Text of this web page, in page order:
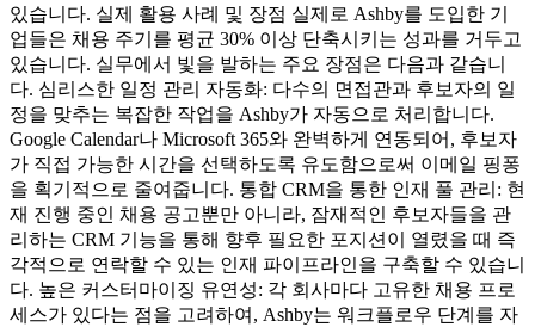
있습니다. 실제 활용 사례 및 장점 실제로 Ashby를 도입한 기
업들은 채용 주기를 평균 30% 이상 단축시키는 성과를 거두고
있습니다. 실무에서 빛을 발하는 주요 장점은 다음과 같습니
다. 심리스한 일정 관리 자동화: 다수의 면접관과 후보자의 일
정을 맞추는 복잡한 작업을 Ashby가 자동으로 처리합니다.
Google Calendar나 Microsoft 365와 완벽하게 연동되어, 후보자
가 직접 가능한 시간을 선택하도록 유도함으로써 이메일 핑퐁
을 획기적으로 줄여줍니다. 통합 CRM을 통한 인재 풀 관리: 현
재 진행 중인 채용 공고뿐만 아니라, 잠재적인 후보자들을 관
리하는 CRM 기능을 통해 향후 필요한 포지션이 열렸을 때 즉
각적으로 연락할 수 있는 인재 파이프라인을 구축할 수 있습니
다. 높은 커스터마이징 유연성: 각 회사마다 고유한 채용 프로
세스가 있다는 점을 고려하여, Ashby는 워크플로우 단계를 자